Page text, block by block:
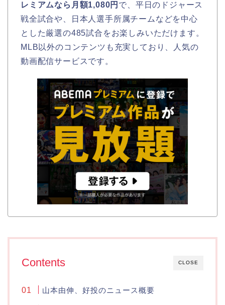
レミアムなら月額1,080円 で、平日のドジャース
戦全試合や、日本人選手所属チームなどを中心
とした厳選の485試合をお楽しみいただけます。
MLB以外のコンテンツも充実しており、人気の
動画配信サービスです。
CLOSE
Contents
山本由伸、好投のニュース概要